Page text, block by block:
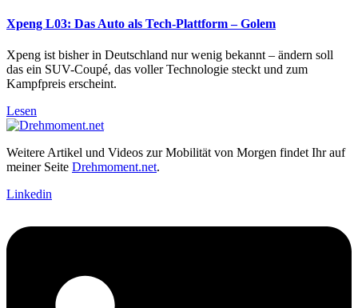
Xpeng L03: Das Auto als Tech-Plattform – Golem
Xpeng ist bisher in Deutschland nur wenig bekannt – ändern soll
das ein SUV-Coupé, das voller Technologie steckt und zum
Kampfpreis erscheint.
Lesen
Weitere Artikel und Videos zur Mobilität von Morgen findet Ihr auf
meiner Seite Drehmoment.net.
Linkedin